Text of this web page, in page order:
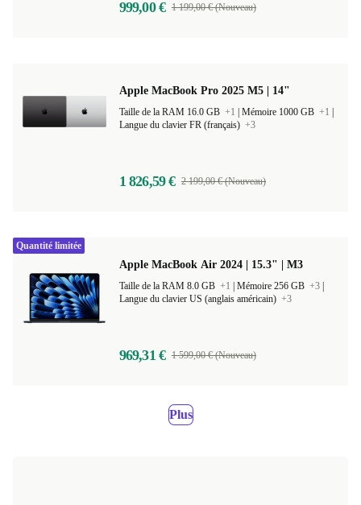
999,00 € 1 199,00 € (Nouveau)
Apple MacBook Pro 2025 M5 | 14"
Taille de la RAM 16.0 GB +1 Mémoire 1000 GB +1
Langue du clavier FR (français) +3
1 826,59 € 2 199,00 € (Nouveau)
Apple MacBook Air 2024 | 15.3" | M3
Taille de la RAM 8.0 GB +1 Mémoire 256 GB +3
Langue du clavier US (anglais américain) +3
969,31 € 1 599,00 € (Nouveau)
Quantité limitée
Plus